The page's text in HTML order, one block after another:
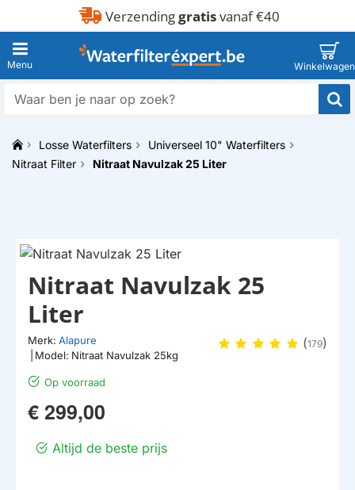
Verzendinggratisvanaf €40
Waar
naar
oph
Losse Waterfilters
Universeel 10" Waterfilters
Nitraat Filter
Nitraat Navulzak 25 Liter
Op voorraad
Nitraat Navulzak 25
Liter
Merk: Alapure
Model: Nitraat Navulzak 25kg
(179)
€ 299,00
Altijd de beste prijs